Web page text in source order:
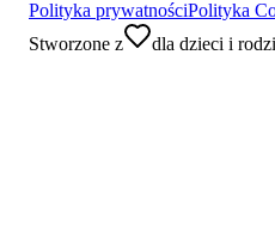
Polityka prywatnościPolityka
Stworzone z
dla dzieci i